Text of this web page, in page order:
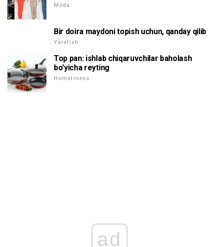
Moda
Bir doira maydoni topish uchun, qanday qilib
Yaratish
Top pan: ishlab chiqaruvchilar baholash
bo'yicha reyting
Homeliness
ad